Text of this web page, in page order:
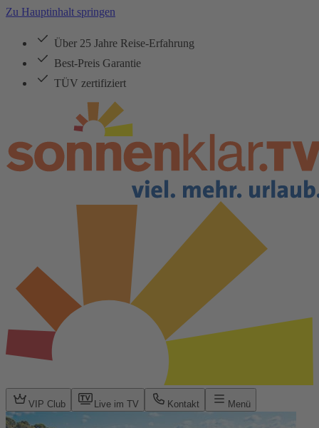
Zu Hauptinhalt springen
Über 25 Jahre Reise-Erfahrung
Best-Preis Garantie
TÜV zertifiziert
VIP Club Live im TV Kontakt Menü